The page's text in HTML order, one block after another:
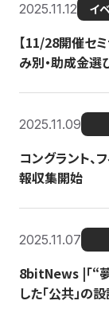
2025.11.12 イ
【11/28開催セ
み別・助成金選
2025.11.09
コングラント、
報収集開始
2025.11.07
8bitNews |「“
した「公共」の